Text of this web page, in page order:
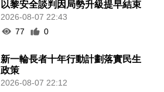
以黎安全談判因局勢升級提早結束
2026-08-07 22:43
77
0
新一輪長者十年行動計劃落實民生
政策
2026-08-07 22:12